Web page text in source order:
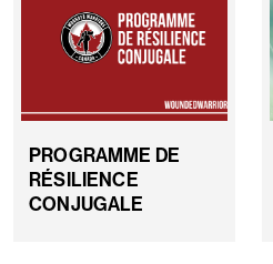
PROGRAMME DE
RÉSILIENCE
CONJUGALE